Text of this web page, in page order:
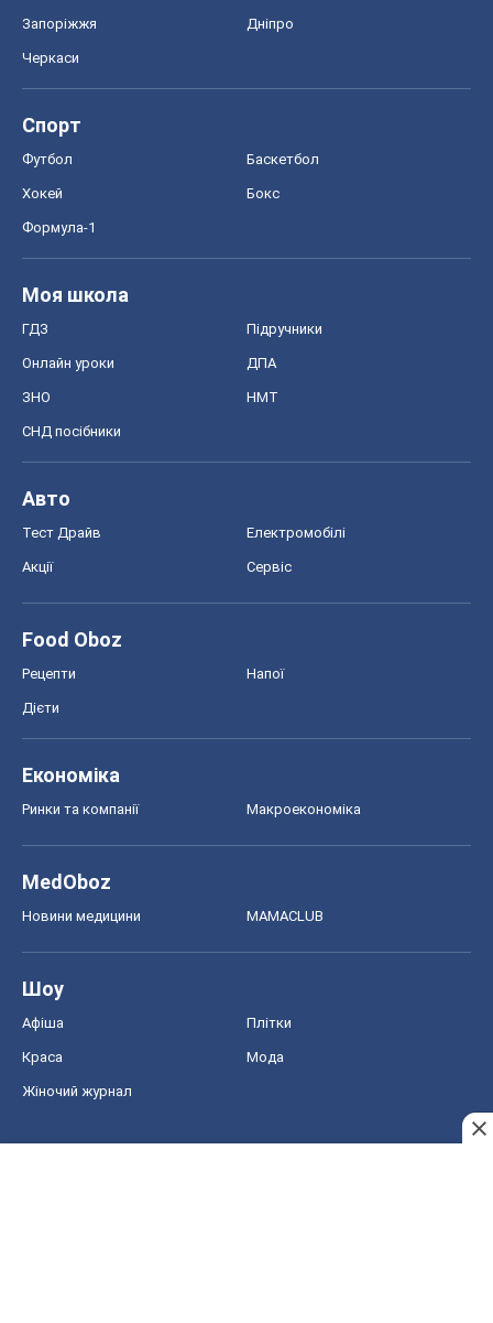
Запоріжжя Дніпро
Черкаси
Спорт
Футбол Баскетбол
Хокей Бокс
Формула-1
Моя школа
ГДЗ Підручники
Онлайн уроки ДПА
ЗНО НМТ
СНД посібники
Авто
Тест Драйв Електромобілі
Акції Сервіс
Food Oboz
Рецепти Напої
Дієти
Економіка
Ринки та компанії Макроекономіка
MedOboz
Новини медицини MAMACLUB
Шоу
Афіша Плітки
Краса Мода
Жіночий журнал